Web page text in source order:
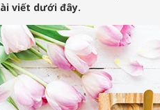
viết dưới đây.